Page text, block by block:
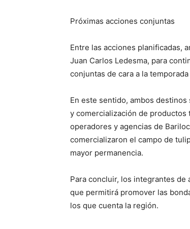
Próximas acciones conjuntas
Entre las acciones planificadas,
Juan Carlos Ledesma, para
conjuntas de cara a la temporada
En este sentido, ambos
y comercialización de productos
operadores y agencias de
comercializaron el campo de
mayor permanencia.
Para concluir, los integrantes
que permitirá promover las
los que cuenta la región.